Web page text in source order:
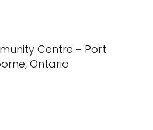
Centre - Port
Ontario